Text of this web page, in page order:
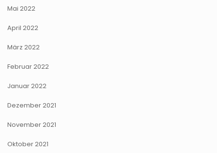
Mai 2022
April 2022
März 2022
Februar 2022
Januar 2022
Dezember 2021
November 2021
Oktober 2021